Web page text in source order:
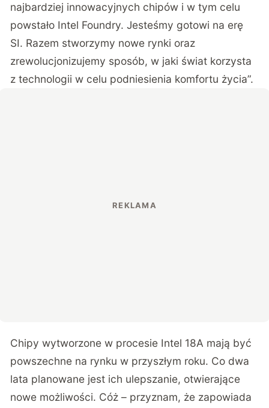
najbardziej innowacyjnych chipów i w tym celu
powstało Intel Foundry. Jesteśmy gotowi na erę
SI. Razem stworzymy nowe rynki oraz
zrewolucjonizujemy sposób, w jaki świat korzysta
z technologii w celu podniesienia komfortu życia”.
Chipy wytworzone w procesie Intel 18A mają być
powszechne na rynku w przyszłym roku. Co dwa
lata planowane jest ich ulepszanie, otwierające
nowe możliwości. Cóż – przyznam, że zapowiada